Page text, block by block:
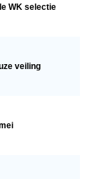
WK selectie
veiling